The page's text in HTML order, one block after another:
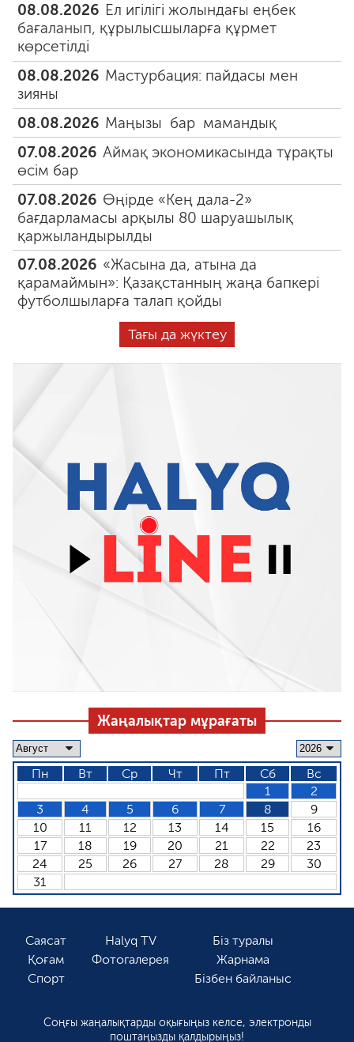
08.08.2026 Ел игілігі жолындағы еңбек
бағаланып, құрылысшыларға құрмет
көрсетілді
08.08.2026 Мастурбация: пайдасы мен
зияны
08.08.2026 Маңызы бар мамандық
07.08.2026 Аймақ экономикасында тұрақты
өсім бар
07.08.2026 Өңірде «Кең дала-2»
бағдарламасы арқылы 80 шаруашылық
қаржыландырылды
07.08.2026 «Жасына да, атына да
қарамаймын»: Қазақстанның жаңа бапкері
футболшыларға талап қойды
Тағы да жүктеу
Жаңалықтар мұрағаты
Пн Вт Ср Чт Пт Сб
Вс
1
2
3
4 5 6 7 8
9
10
11 12 13 14 15
16
17
18 19 20 21 22
23
24
25 26 27 28 29
30
31
Саясат
Қоғам
Спорт
Halyq TV
Фотогалерея
Біз туралы
Жарнама
Бізбен байланыс
Соңғы жаңалықтарды оқығыңыз келсе, электронды
поштаңызды қалдырыңыз!